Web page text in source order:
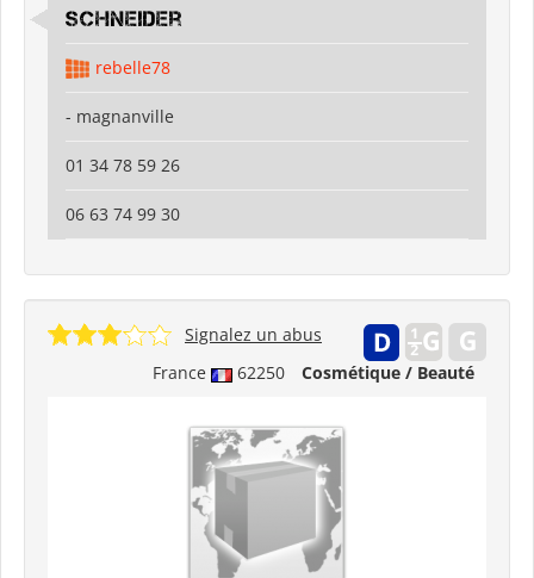
schneider
rebelle78
- magnanville
01 34 78 59 26
06 63 74 99 30
France 62250 Cosmétique / Beauté
Signalez un abus